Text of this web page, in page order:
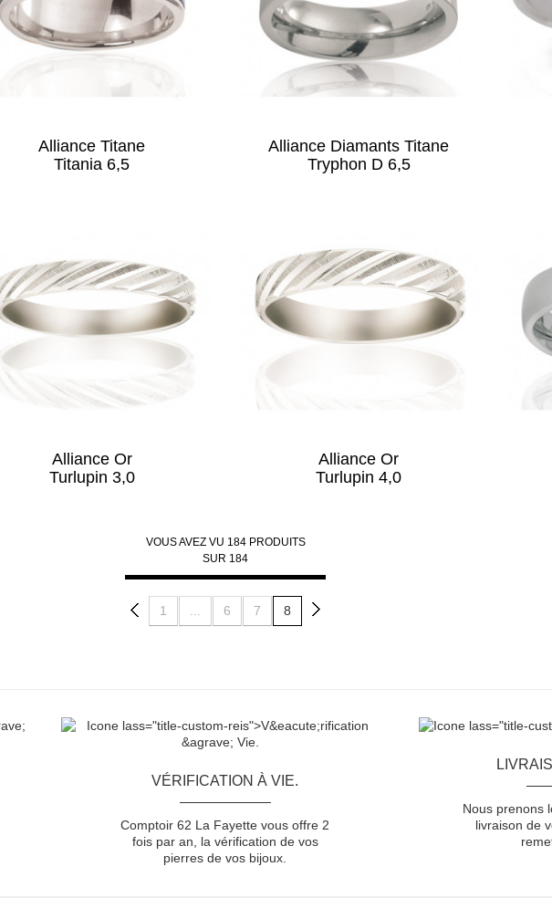
Alliance Titane
Titania 6,5
Alliance Diamants Titane
Tryphon D 6,5
Alliance Or
Turlupin 3,0
Alliance Or
Turlupin 4,0
VOUS AVEZ VU 184 PRODUITS
SUR 184
1 6 7 8
VÉRIFICATION À VIE.
Comptoir 62 La Fayette vous offre 2
fois par an, la vérification de vos
pierres de vos bijoux.
Nous prenons
livraison de